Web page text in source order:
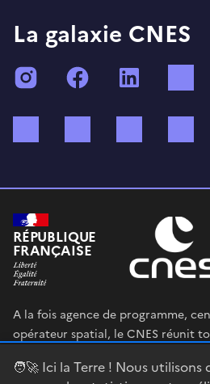
🧑‍🚀 Ici la Terre ! Nous
La galaxie CNES
InstagramFacebook
RÉPUBLIQUE
FRANÇAISE
A la fois agence de programme,
opérateur spatial, le CNES réunit
en œuvre sa stratégie spatiale.